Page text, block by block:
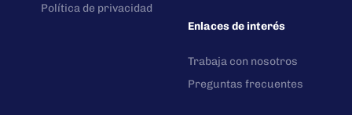
Política de privacidad
Enlaces de interés
Trabaja con nosotros
Preguntas frecuentes